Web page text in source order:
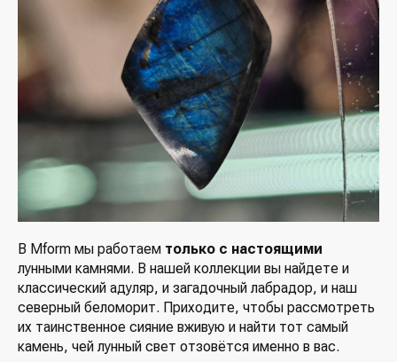
В Mform мы работаем только с настоящими
лунными камнями. В нашей коллекции вы найдете и
классический адуляр, и загадочный лабрадор, и наш
северный беломорит. Приходите, чтобы рассмотреть
их таинственное сияние вживую и найти тот самый
камень, чей лунный свет отзовётся именно в вас.